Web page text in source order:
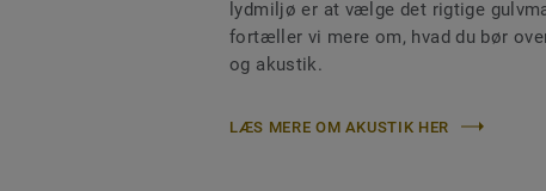
lydmiljø er at vælge det rigtige
fortæller vi mere om, hvad du bør
og akustik.
LÆS MERE OM AKUSTIK HER